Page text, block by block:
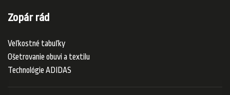
Zopár rád
Veľkostné tabuľky
Ošetrovanie obuvi a textilu
Technológie ADIDAS